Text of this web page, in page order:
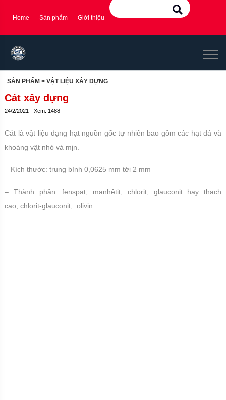
Home Sản phẩm Giới thiệu
SẢN PHẨM > VẬT LIỆU XÂY DỰNG
Cát xây dựng
24/2/2021 - Xem: 1488
Cát là vật liệu dạng hạt nguồn gốc tự nhiên bao gồm các hạt đá và
khoáng vật nhỏ và mịn.
– Kích thước: trung bình 0,0625 mm tới 2 mm
– Thành phần: fenspat, manhêtit, chlorit, glauconit hay thạch
cao, chlorit-glauconit, olivin…